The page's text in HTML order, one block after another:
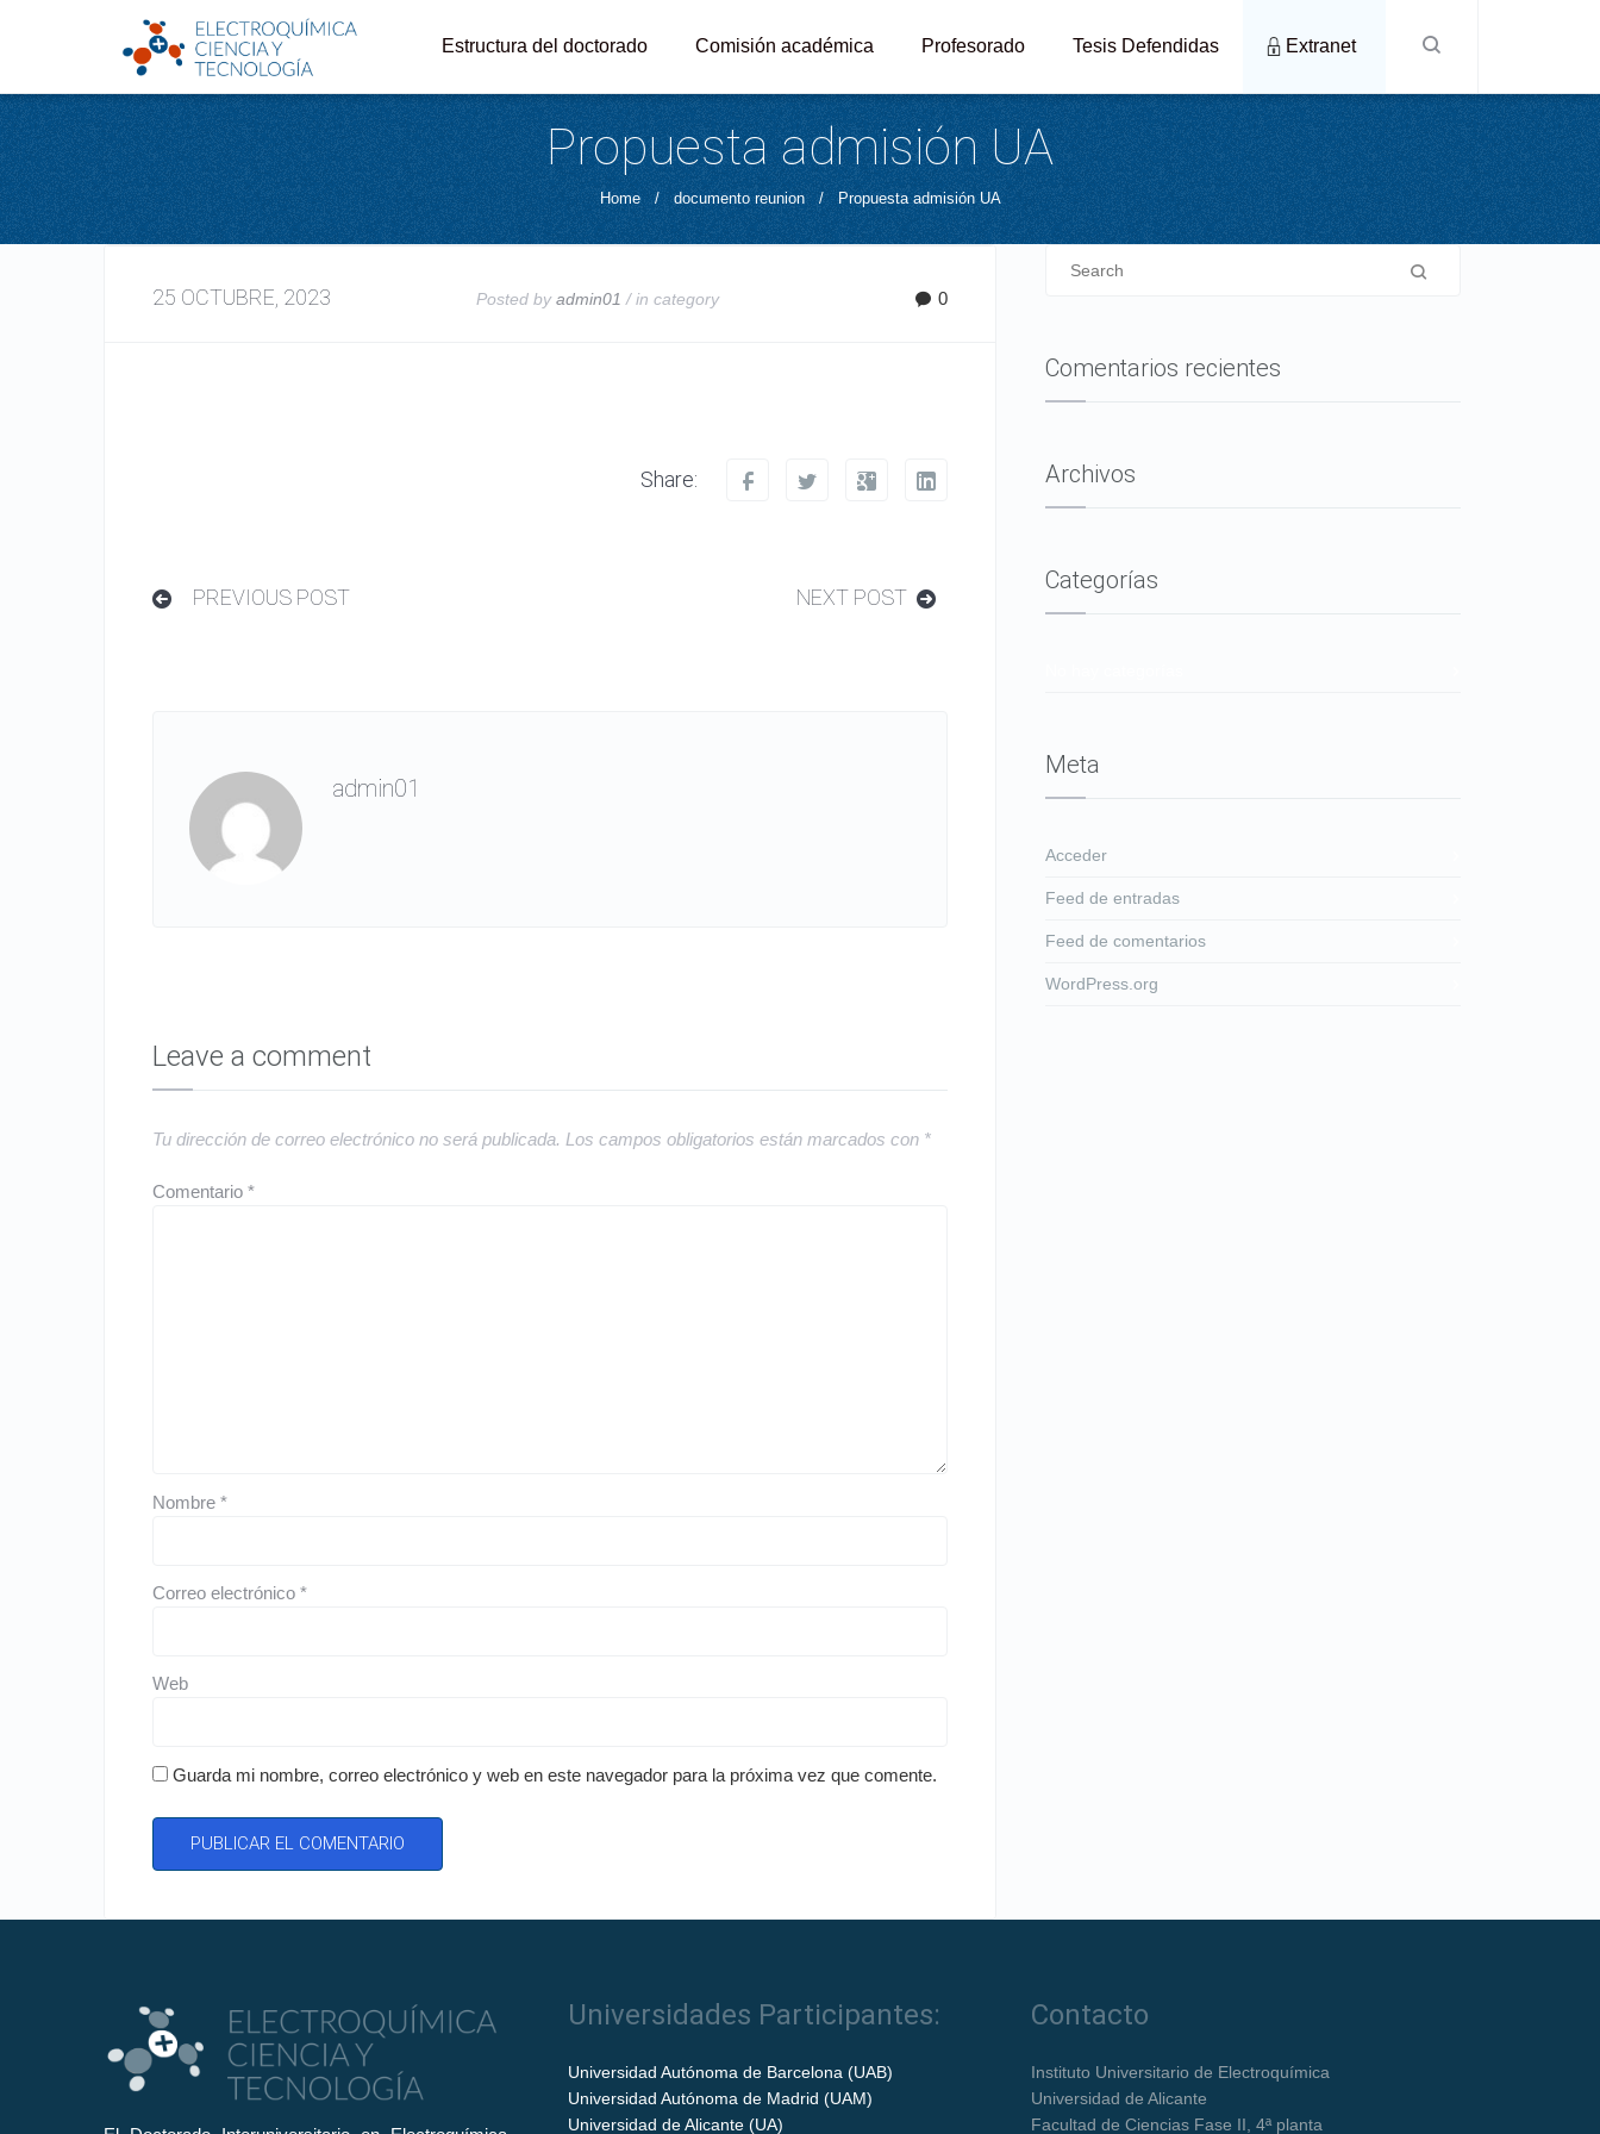
Estructura del doctorado Comisión académica Profesorado Tesis Defendidas Extranet
Propuesta admisión UA
Home / documento reunion / Propuesta admisión UA
25 OCTUBRE, 2023 Posted byadmin01 / incategory 0
Share:
PREVIOUS POST NEXT POST
admin01
Leave a comment
Tu dirección de correo electrónico no será publicada. Los campos obligatorios están marcados con *
Comentario *
Nombre *
Correo electrónico *
Web
Guarda mi nombre, correo electrónico y web en este navegador para la próxima vez que comente.
Comentarios recientes
Archivos
Categorías
Meta
Acceder
Feed de entradas
Feed de comentarios
WordPress.org
Universidades Participantes:
Universidad Autónoma de Barcelona (UAB)
Universidad Autónoma de Madrid (UAM)
Universidad de Alicante (UA)
Contacto
Instituto Universitario de Electroquímica
Universidad de Alicante
Facultad de Ciencias Fase II, 4ª planta